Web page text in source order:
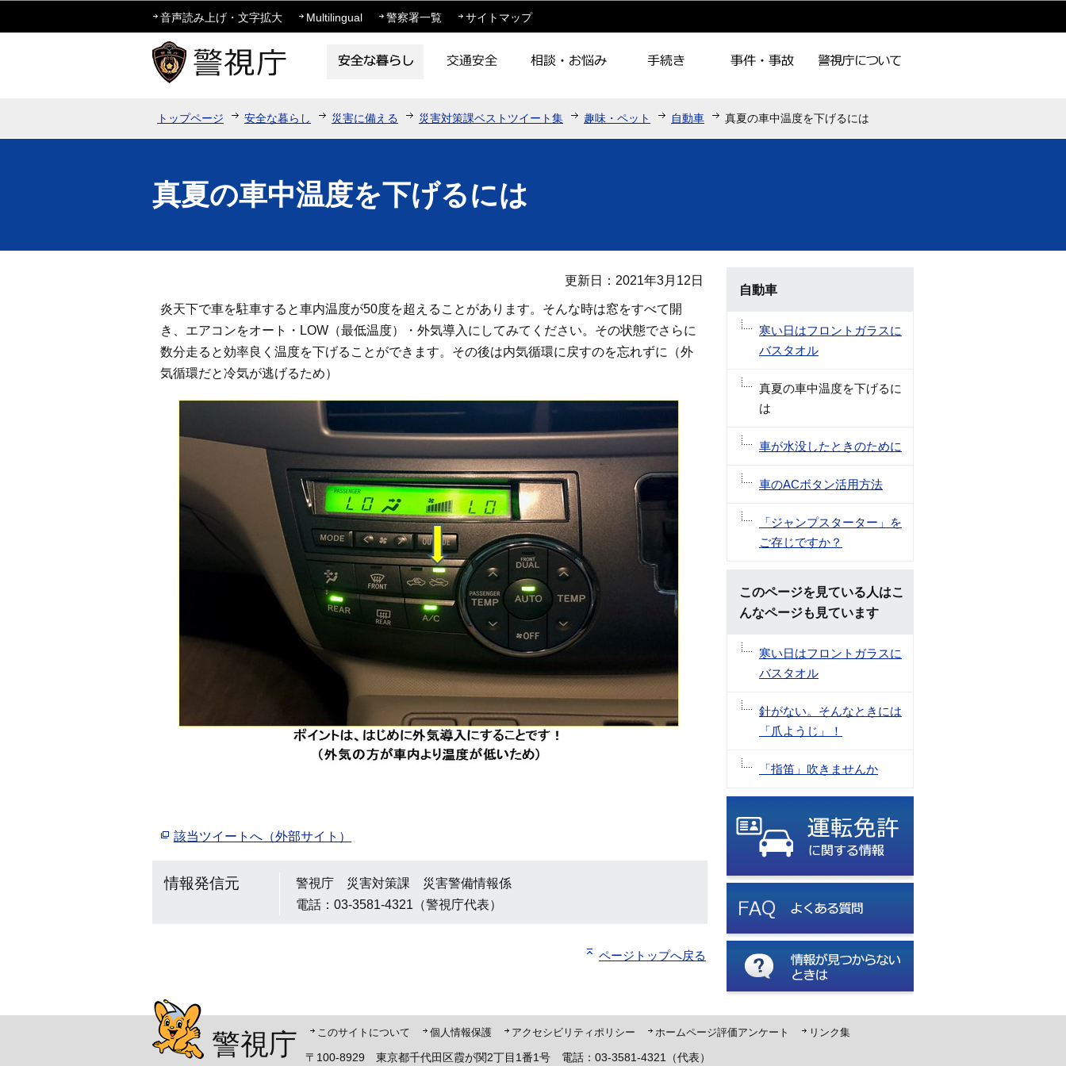
このページの本文へ移動
音声読み上げ・文字拡大 Multilingual 警察署一覧 サイトマップ
トップページ 安全な暮らし 災害に備える 災害対策課ベストツイート集 趣味・ペット 自動車 真夏の車中温度を下げるには
真夏の車中温度を下げるには
更新日：2021年3月12日
炎天下で車を駐車すると車内温度が50度を超えることがあります。そんな時は窓をすべて開
き、エアコンをオート・LOW（最低温度）・外気導入にしてみてください。その状態でさらに
数分走ると効率良く温度を下げることができます。その後は内気循環に戻すのを忘れずに（外
気循環だと冷気が逃げるため）
該当ツイートへ（外部サイト）
情報発信元
警視庁 災害対策課 災害警備情報係
電話：03-3581-4321（警視庁代表）
ページトップへ戻る
自動車
寒い日はフロントガラスに
バスタオル
真夏の車中温度を下げるに
は
車が水没したときのために
車のACボタン活用方法
「ジャンプスターター」を
ご存じですか？
このページを見ている人はこ
んなページも見ています
寒い日はフロントガラスに
バスタオル
針がない。そんなときには
「爪ようじ」！
「指笛」吹きませんか
警視庁 このサイトについて 個人情報保護 アクセシビリティポリシー ホームページ評価アンケート リンク集
〒100-8929 東京都千代田区霞が関2丁目1番1号 電話：03-3581-4321（代表）